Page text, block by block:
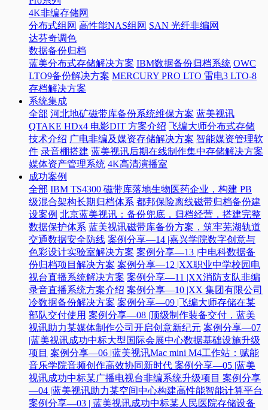
4K非编存储网
分布式组网 高性能NAS组网 SAN 光纤非编网
达芬奇调色
数据备份归档
蓝美分布式存储解决方案 IBM数据备份归档系统 OWC
LTO9备份解决方案 MERCURY PRO LTO 雷电3 LTO-8
存档解决方案
系统集成
全部 河北地矿磁带库备份系统维保方案 蓝美视讯
QTAKE HDx4 电影DIT 方案介绍 飞编大师分布式存储
技术介绍 广电非编及媒资存储解决方案 智能媒资管理软
件 录音棚搭建 蓝美视讯后期在线制作集中存储解决方案
媒体资产管理系统 4K高清演播室
成功案例
全部 IBM TS4300 磁带库落地生物医药企业，构建 PB
级混合架构长期归档体系 都邦保险离线磁带归档备份建
设案例 北京蓝美视讯：备份兜底，归档经营，搭建完整
数据保护体系 蓝美视讯磁带库备份方案，筑牢芜湖轨道
交通数据安全防线 案例分享—14 |嘉兴学院数字创意与
色彩设计实验室解决方案 案例分享—13 |中电科数据备
份归档项目解决方案 案例分享—12 |XX职业中学校园电
视台直播系统解决方案 案例分享—11 |XX消防支队非编
录音直播系统方案介绍 案例分享—10 |XX 集团有限公司
冷数据备份解决方案 案例分享—09 |飞编大师存储在某
部队交付使用 案例分享—08 |顶级制作装备交付，蓝美
视讯助力某媒体制作公司开启创意新纪元 案例分享—07
|蓝美视讯成功中标大型国际会展中心数据基础设施升级
项目 案例分享—06 |蓝美视讯Mac mini M4工作站：赋能
音乐学院音频创作高效协同新时代​ 案例分享—05 |蓝美
视讯成功中标某广播电视台非编系统升级项目​ 案例分享
—04 |蓝美视讯助力某空间中心构建高性能智能计算平台​
案例分享—03 | 蓝美视讯成功中标某人民医院存储设备